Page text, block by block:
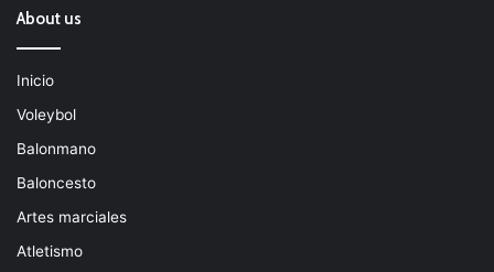
About us
Inicio
Voleybol
Balonmano
Baloncesto
Artes marciales
Atletismo